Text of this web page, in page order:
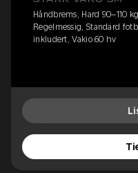
Håndbrems, Hard 90–110
Regelmessig, Standard
inkludert, Vakio 60 hv